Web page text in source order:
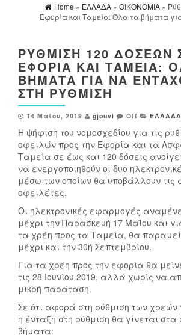
Home » ΕΛΛΑΔΑ » ΟΙΚΟΝΟΜΙΑ »
Εφορία και Ταμεία: Όλα τα βήματα
ΡΎΘΜΙΣΗ 120 ΔΌΣΕΩΝ
ΕΦΟΡΊΑ ΚΑΙ ΤΑΜΕΊΑ:
ΒΉΜΑΤΑ ΓΙΑ ΝΑ
ΣΤΗ ΡΎΘΜΙΣΗ
14 Μαΐου, 2019 gjouvi Off ΕΛΛΑΔΑ
Η ψήφιση του νομοσχεδίου για τις
οφειλών προς την Εφορία και τα
Ταμεία σε έως και 120 δόσεις
να ενεργοποιηθούν οι δυο
μέσω των οποίων θα υποβάλλουν τις
οφειλέτες.
Οι ηλεκτρονικές εφαρμογές
μέχρι την Παρασκευή 17 Μαΐου και
τα χρέη προς τα Ταμεία, θα
μέχρι και την 30ή Σεπτεμβρίου.
Για τα χρέη προς την εφορία θα
τις 28 Ιουνίου 2019, αλλά χωρίς να
μικρή παράταση.
Σε ότι αφορά στη ρύθμιση των
η ένταξη στη ρύθμιση θα γίνεται
βήματα: